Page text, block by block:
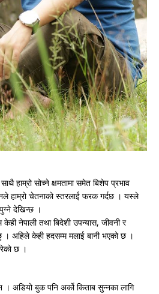
साथै हाम्रो सोच्ने क्षमतामा समेत बिशेप प्रभाव
हाम्रो चेतनाको स्तरलाई फरक गर्दछ । यस्ले
देखिन्छ ।
नेपाली तथा बिदेशी उपन्यास, जीवनी र
। अहिले केही हदसम्म मलाई बानी भएको छ ।
छ ।
अडियो बुक पनि अर्को किताब सुन्नका लागि